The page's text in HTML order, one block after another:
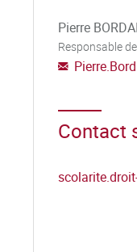
Pierre
Responsable
Contact